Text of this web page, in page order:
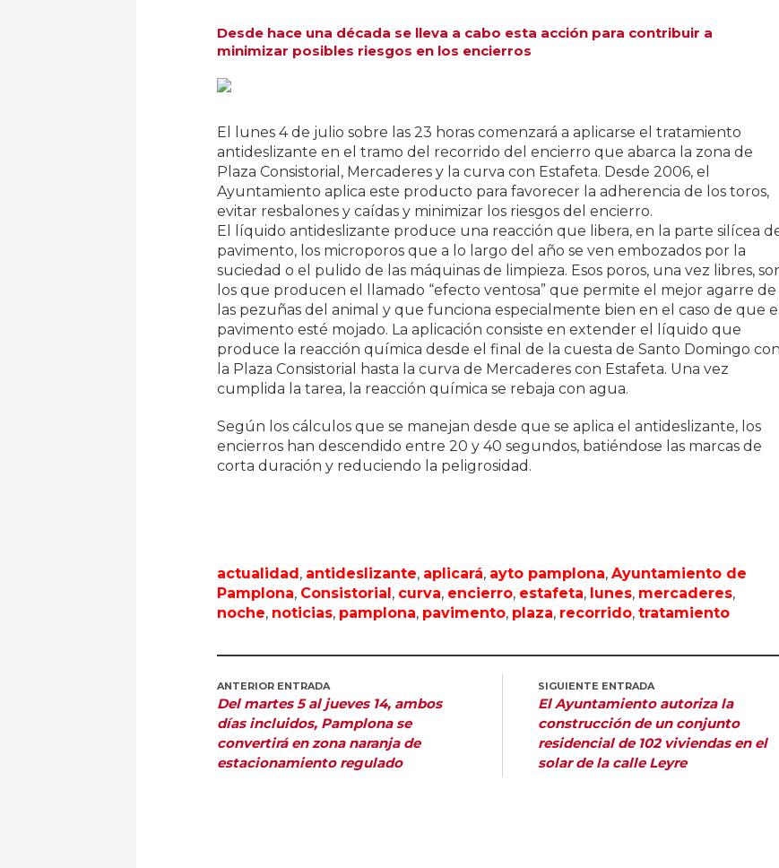
Desde hace una década se lleva a cabo esta acción para contribuir a
minimizar posibles riesgos en los encierros
El lunes 4 de julio sobre las 23 horas comenzará a aplicarse el tratamiento
antideslizante en el tramo del recorrido del encierro que abarca la zona de
Plaza Consistorial, Mercaderes y la curva con Estafeta. Desde 2006, el
Ayuntamiento aplica este producto para favorecer la adherencia de los toros,
evitar resbalones y caídas y minimizar los riesgos del encierro.
El líquido antideslizante produce una reacción que libera, en la parte silícea
pavimento, los microporos que a lo largo del año se ven embozados por la
suciedad o el pulido de las máquinas de limpieza. Esos poros, una vez libres,
los que producen el llamado “efecto ventosa” que permite el mejor agarre de
las pezuñas del animal y que funciona especialmente bien en el caso de que el
pavimento esté mojado. La aplicación consiste en extender el líquido que
produce la reacción química desde el final de la cuesta de Santo Domingo con
la Plaza Consistorial hasta la curva de Mercaderes con Estafeta. Una vez
cumplida la tarea, la reacción química se rebaja con agua.
Según los cálculos que se manejan desde que se aplica el antideslizante, los
encierros han descendido entre 20 y 40 segundos, batiéndose las marcas de
corta duración y reduciendo la peligrosidad.
actualidad, antideslizante, aplicará, ayto pamplona, Ayuntamiento de
Pamplona, Consistorial, curva, encierro, estafeta, lunes, mercaderes,
noche, noticias, pamplona, pavimento, plaza, recorrido, tratamiento
ANTERIOR ENTRADA
Del martes 5 al jueves 14, ambos
días incluidos, Pamplona se
convertirá en zona naranja de
estacionamiento regulado
SIGUIENTE ENTRADA
El Ayuntamiento autoriza la
construcción de un conjunto
residencial de 102 viviendas en el
solar de la calle Leyre